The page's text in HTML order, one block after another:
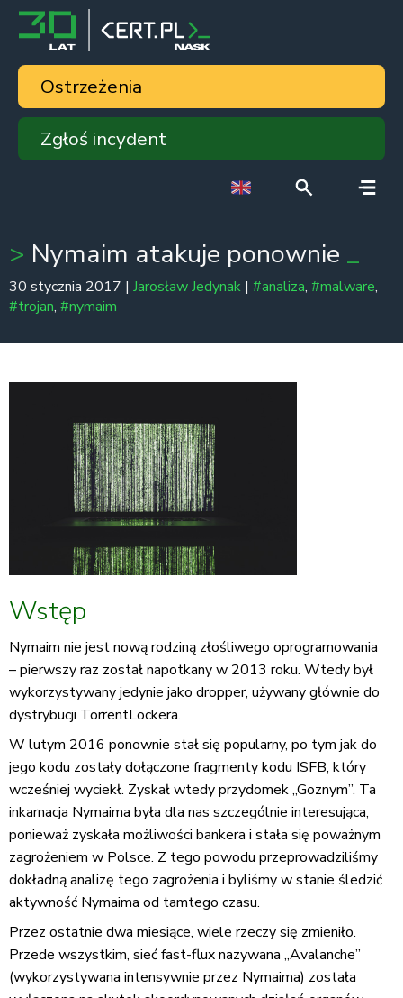
Ostrzeżenia
Zgłoś incydent
Nymaim atakuje ponownie
30 stycznia 2017 | Jarosław Jedynak | #analiza, #malware,
#trojan, #nymaim
Wstęp
Nymaim nie jest nową rodziną złośliwego oprogramowania
– pierwszy raz został napotkany w 2013 roku. Wtedy był
wykorzystywany jedynie jako dropper, używany głównie do
dystrybucji TorrentLockera.
W lutym 2016 ponownie stał się popularny, po tym jak do
jego kodu zostały dołączone fragmenty kodu ISFB, który
wcześniej wyciekł. Zyskał wtedy przydomek „Goznym”. Ta
inkarnacja Nymaima była dla nas szczególnie interesująca,
ponieważ zyskała możliwości bankera i stała się poważnym
zagrożeniem w Polsce. Z tego powodu przeprowadziliśmy
dokładną analizę tego zagrożenia i byliśmy w stanie śledzić
aktywność Nymaima od tamtego czasu.
Przez ostatnie dwa miesiące, wiele rzeczy się zmieniło.
Przede wszystkim, sieć fast-flux nazywana „Avalanche”
(wykorzystywana intensywnie przez Nymaima) została